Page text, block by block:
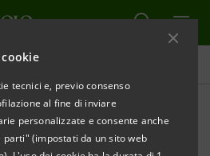
tecnici e, previo consenso
al fine di inviare
personalizzate e consente anche
(impostati da un sito web
nel green